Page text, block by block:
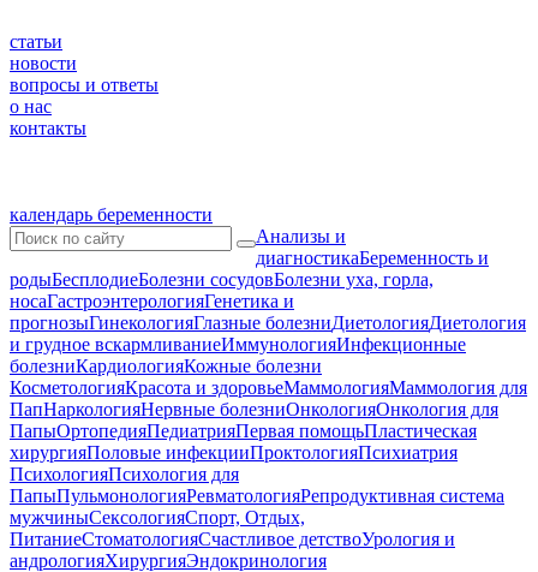
статьи
новости
вопросы и ответы
о нас
контакты
календарь беременности
Анализы и
диагностикаБеременность и
родыБесплодиеБолезни сосудовБолезни уха, горла,
носаГастроэнтерологияГенетика и
прогнозыГинекологияГлазные болезниДиетологияДиетология
и грудное вскармливаниеИммунологияИнфекционные
болезниКардиологияКожные болезни
КосметологияКрасота и здоровьеМаммологияМаммология для
ПапНаркологияНервные болезниОнкологияОнкология для
ПапыОртопедияПедиатрияПервая помощьПластическая
хирургияПоловые инфекцииПроктологияПсихиатрия
ПсихологияПсихология для
ПапыПульмонологияРевматологияРепродуктивная система
мужчиныСексологияСпорт, Отдых,
ПитаниеСтоматологияСчастливое детствоУрология и
андрологияХирургияЭндокринология